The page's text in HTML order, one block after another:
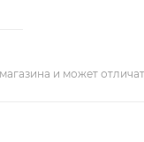
и может